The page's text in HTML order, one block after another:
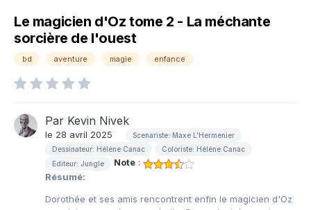
Le magicien d'Oz tome 2 - La méchante
sorcière de l'ouest
bd aventure magie enfance
Par Kevin Nivek
le 28 avril 2025
Scenariste: Maxe L'Hermenier
Dessinateur: Hélène Canac
Coloriste: Hélène Canac
Editeur: Jungle
Note :
Résumé:
Dorothée et ses amis rencontrent enfin le magicien d'Oz